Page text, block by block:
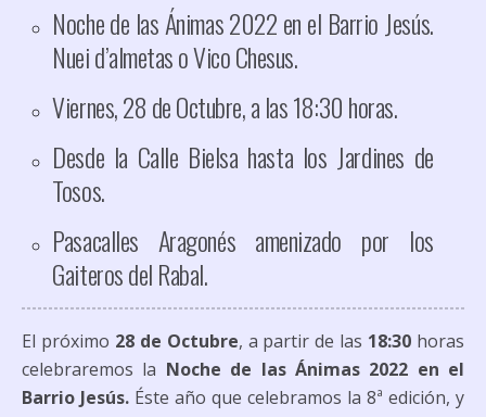
Noche de las Ánimas 2022 en el Barrio Jesús.
Nuei d’almetas o Vico Chesus.
Viernes, 28 de Octubre, a las 18:30 horas.
Desde la Calle Bielsa hasta los Jardines de
Tosos.
Pasacalles Aragonés amenizado por los
Gaiteros del Rabal.
El próximo 28 de Octubre, a partir de las 18:30 horas
celebraremos la Noche de las Ánimas 2022 en el
Barrio Jesús. Éste año que celebramos la 8ª edición, y